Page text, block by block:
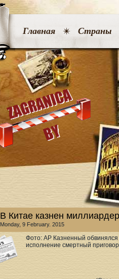
Главная Страны
В Китае казнен
Monday, 9 February. 2015
Фото: AP Казненный обвинялся
исполнение смертный